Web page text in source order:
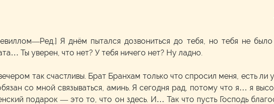
Я днём пытался дозвониться до тебя, но тебя не
Ты уверен, что нет? У тебя ничего нет? Ну ладно.
так счастливы. Брат Бранхам только что спросил меня, есть ли
со мной связываться, аминь. Я сегодня рад, потому что я… я
подарок — это то, что он здесь. И… Так что пусть Господь